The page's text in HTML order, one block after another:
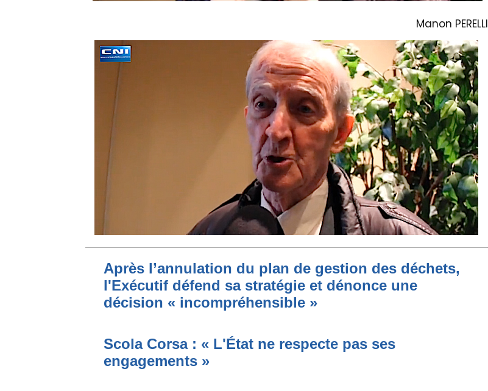
Manon PERELLI
Après l’annulation du plan de gestion des déchets,
l'Exécutif défend sa stratégie et dénonce une
décision « incompréhensible »
Scola Corsa : « L'État ne respecte pas ses
engagements »